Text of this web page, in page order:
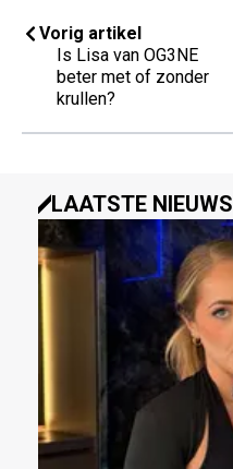
Vorig artikel
Is Lisa van OG3NE
beter met of zonder
krullen?
LAATSTE NIEUWS